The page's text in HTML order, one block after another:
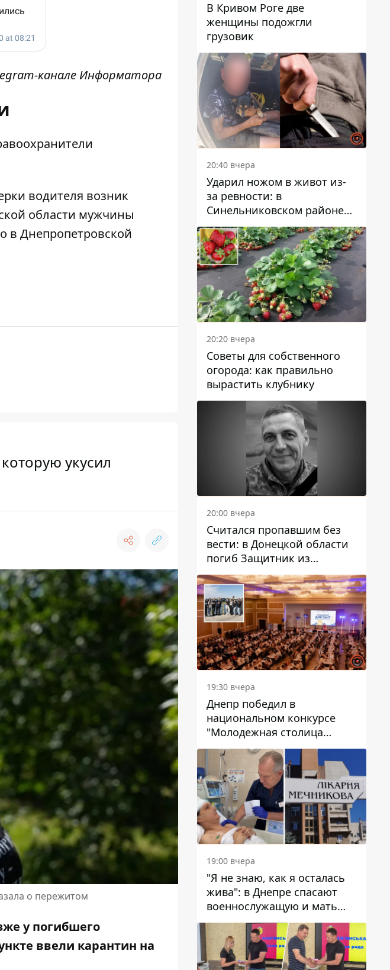
канале Информатора
водителя возник
области мужчины
в Днепропетровской
укусил
о пережитом
у погибшего
ввели карантин на
В Кривом Роге две
женщины подожгли
грузовик
20:40 вчера
Ударил ножом в живот из-
за ревности: в
Синельниковском районе
задержали 49-летнего
мужчину за убийство
20:20 вчера
Советы для собственного
огорода: как правильно
вырастить клубнику
20:00 вчера
Считался пропавшим без
вести: в Донецкой области
погиб Защитник из
Каменского Антон
Красовский
19:30 вчера
Днепр победил в
национальном конкурсе
"Молодежная столица
Украины – 2026"
19:00 вчера
"Я не знаю, как я осталась
жива": в Днепре спасают
военнослужащую и мать
четверых детей, которую
ранил КАБ